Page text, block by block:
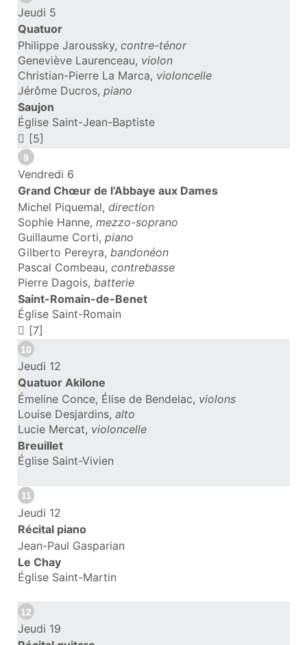
Jeudi 5
Quatuor
Philippe Jaroussky, contre-ténor
Geneviève Laurenceau, violon
Christian-Pierre La Marca, violoncelle
Jérôme Ducros, piano
Saujon
Église Saint-Jean-Baptiste
[5]
9
Vendredi 6
Grand Chœur de l’Abbaye aux Dames
Michel Piquemal, direction
Sophie Hanne, mezzo-soprano
Guillaume Corti, piano
Gilberto Pereyra, bandonéon
Pascal Combeau, contrebasse
Pierre Dagois, batterie
Saint-Romain-de-Benet
Église Saint-Romain
[7]
10
Jeudi 12
Quatuor Akilone
Émeline Conce, Élise de Bendelac, violons
Louise Desjardins, alto
Lucie Mercat, violoncelle
Breuillet
Église Saint-Vivien
11
Jeudi 12
Récital piano
Jean-Paul Gasparian
Le Chay
Église Saint-Martin
12
Jeudi 19